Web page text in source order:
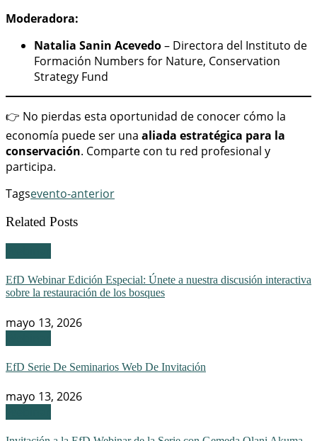
Moderadora:
Natalia Sanin Acevedo– Directora del Instituto de
Formación Numbers for Nature, Conservation
Strategy Fund
👉 No pierdas esta oportunidad de conocer cómo la
economía puede ser una aliada estratégica para la
conservación. Comparte con tu red profesional y
participa.
Tagsevento-anterior
Related Posts
EfD Webinar Edición Especial: Únete a nuestra discusión interactiva
sobre la restauración de los bosques
mayo 13, 2026
EfD Serie De Seminarios Web De Invitación
mayo 13, 2026